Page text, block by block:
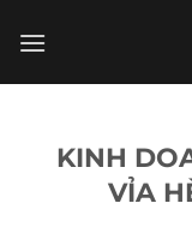
qua
KINH
VỈA